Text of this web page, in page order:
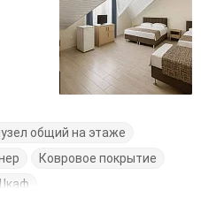
общий на этаже
Ковровое покрытие